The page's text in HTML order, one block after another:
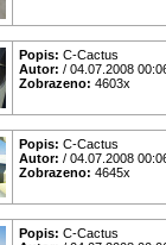
Popis: C-Cactus
Autor: / 04.07.2008
Zobrazeno: 4603x
Popis: C-Cactus
Autor: / 04.07.2008
Zobrazeno: 4645x
Popis: C-Cactus